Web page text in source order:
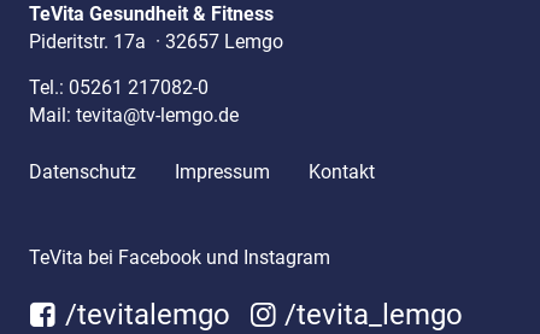
TeVita Gesundheit & Fitness
Pideritstr. 17a · 32657 Lemgo
Tel.: 05261 217082-0
Mail: tevita@tv-lemgo.de
Datenschutz Impressum Kontakt
TeVita bei Facebook und Instagram
/tevitalemgo /tevita_lemgo